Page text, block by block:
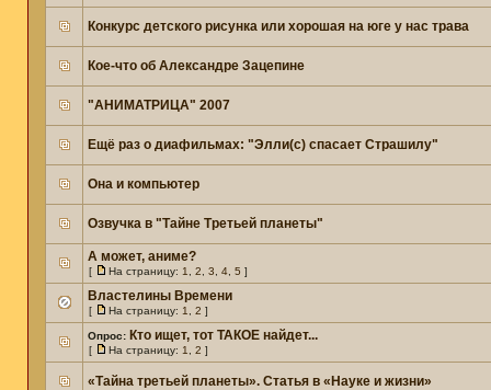
Конкурс детского рисунка или хорошая на юге у нас трава
Кое-что об Александре Зацепине
"АНИМАТРИЦА" 2007
Ещё раз о диафильмах: "Элли(с) спасает Страшилу"
Она и компьютер
Озвучка в "Тайне Третьей планеты"
А может, аниме?
[ На страницу: 1 2 3 4 5 ]
Властелины Времени
[ На страницу: 1 2 ]
Опрос: Кто ищет, тот ТАКОЕ найдет...
[ На страницу: 1 2 ]
«Тайна третьей планеты». Статья в «Науке и жизни»